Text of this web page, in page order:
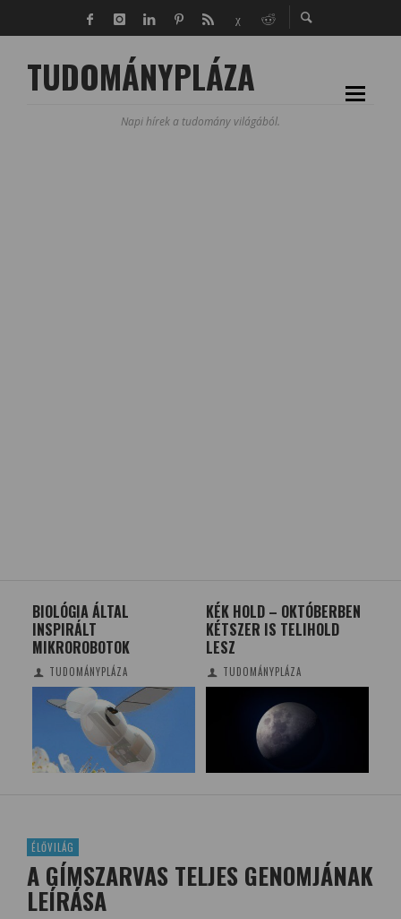
TUDOMÁNYPLÁZA
Napi hírek a tudomány világából.
BIOLÓGIA ÁLTAL
INSPIRÁLT
MIKROROBOTOK
TUDOMÁNYPLÁZA
KÉK HOLD – OKTÓBERBEN
KÉTSZER IS TELIHOLD
LESZ
TUDOMÁNYPLÁZA
ÉLŐVILÁG
A GÍMSZARVAS TELJES GENOMJÁNAK
LEÍRÁSA